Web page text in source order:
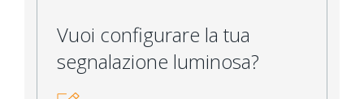
Vuoi configurare la tua
segnalazione luminosa?